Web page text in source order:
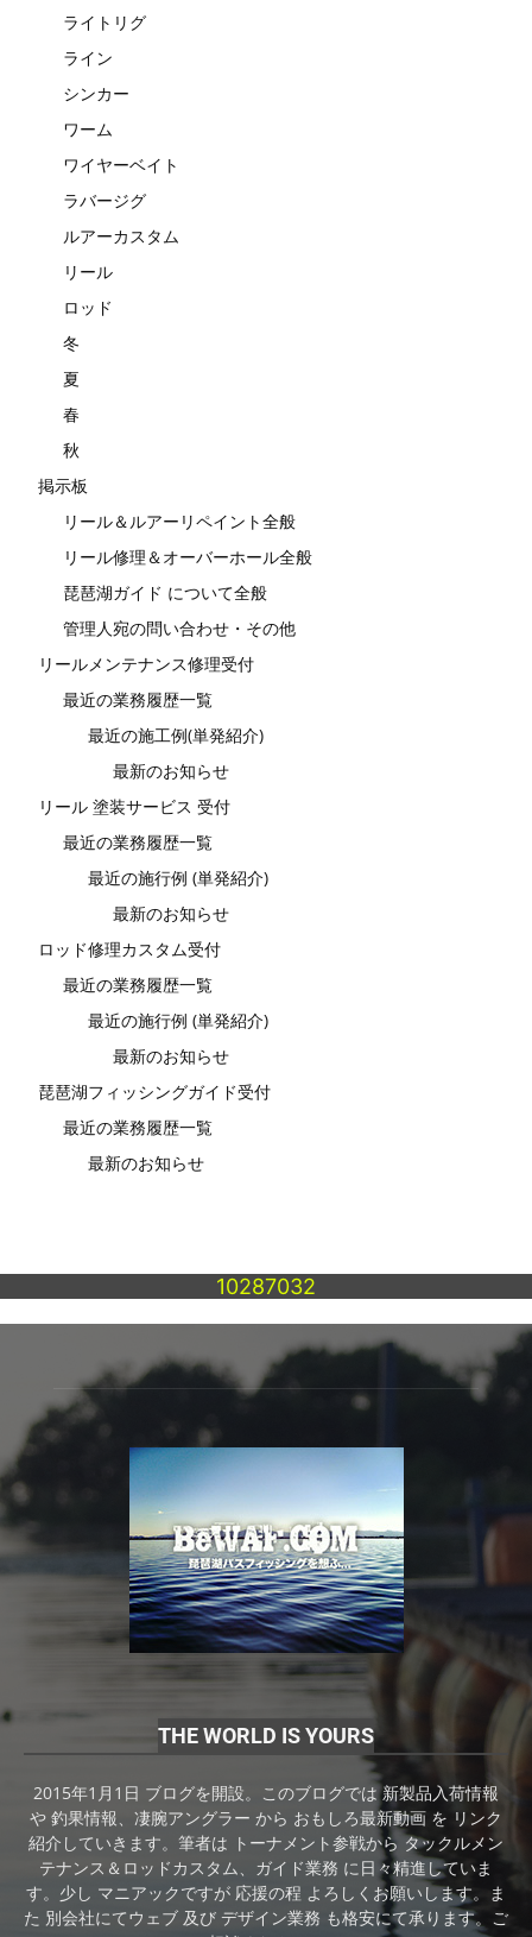
ライトリグ
ライン
シンカー
ワーム
ワイヤーベイト
ラバージグ
ルアーカスタム
リール
ロッド
冬
夏
春
秋
掲示板
リール＆ルアーリペイント全般
リール修理＆オーバーホール全般
琵琶湖ガイド について全般
管理人宛の問い合わせ・その他
リールメンテナンス修理受付
最近の業務履歴一覧
最近の施工例(単発紹介)
最新のお知らせ
リール 塗装サービス 受付
最近の業務履歴一覧
最近の施行例 (単発紹介)
最新のお知らせ
ロッド修理カスタム受付
最近の業務履歴一覧
最近の施行例 (単発紹介)
最新のお知らせ
琵琶湖フィッシングガイド受付
最近の業務履歴一覧
最新のお知らせ
10287032
THE WORLD IS YOURS
2015年1月1日 ブログを開設。このブログでは 新製品入荷情報
や 釣果情報、凄腕アングラー から おもしろ最新動画 を リンク
紹介していきます。筆者は トーナメント参戦から タックルメン
テナンス＆ロッドカスタム、ガイド業務 に日々精進していま
す。少し マニアックですが 応援の程 よろしくお願いします。ま
た 別会社にてウェブ 及び デザイン業務 も格安にて承ります。ご